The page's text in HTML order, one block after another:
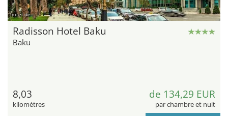
hotel.de
Radisson Hotel Baku
Baku
8,03
kilomètres
de 134,29 EUR
par chambre et nuit